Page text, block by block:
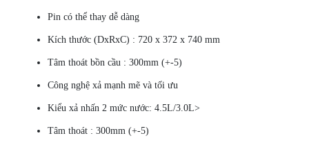
Pin có thể thay dễ dàng
Kích thước (DxRxC) : 720 x 372 x 740 mm
Tâm thoát bồn cầu : 300mm (+-5)
Công nghệ xả mạnh mẽ và tối ưu
Kiểu xả nhấn 2 mức nước: 4.5L/3.0L>
Tâm thoát : 300mm (+-5)